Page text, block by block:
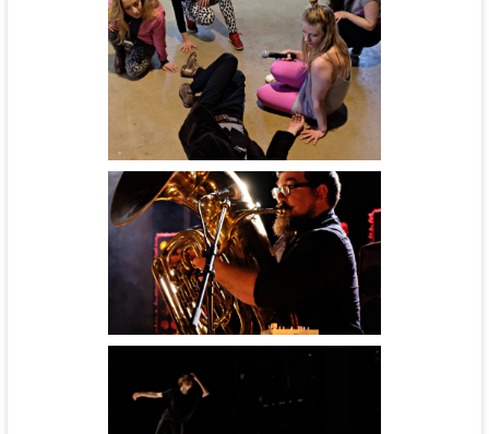
Noos
Un jour nous serons humains -
cie Théâtre Narration